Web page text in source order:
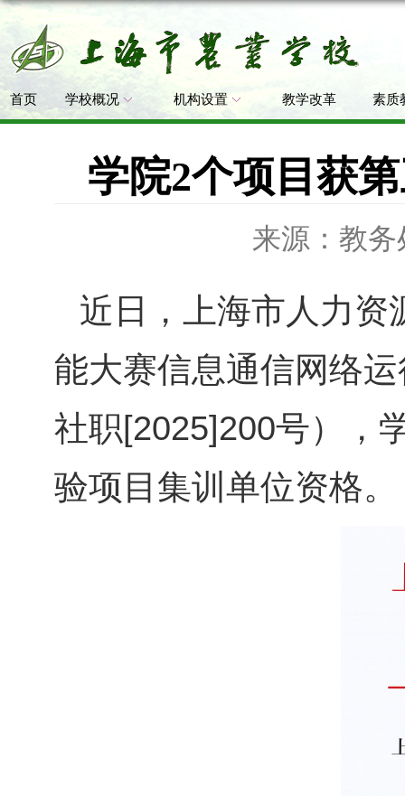
首页 学校概况 机构设置 教学改革 素质
学院2个项目获
来源：教务
近日，上海市人力资
能大赛信息通信网络
社职[2025]200号），
验项目集训单位资格。